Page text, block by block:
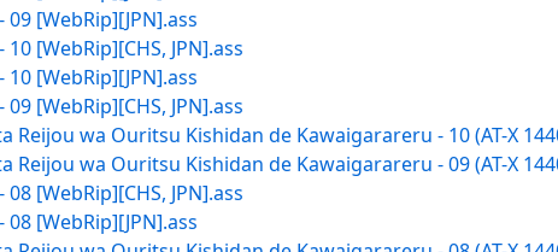
[WebRip][JPN].ass
[WebRip][CHS, JPN].ass
[WebRip][JPN].ass
[WebRip][CHS, JPN].ass
wa Ouritsu Kishidan de Kawaigarareru - 10 (AT-X
wa Ouritsu Kishidan de Kawaigarareru - 09 (AT-X
[WebRip][CHS, JPN].ass
[WebRip][JPN].ass